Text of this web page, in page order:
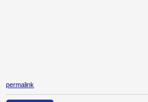
permalink